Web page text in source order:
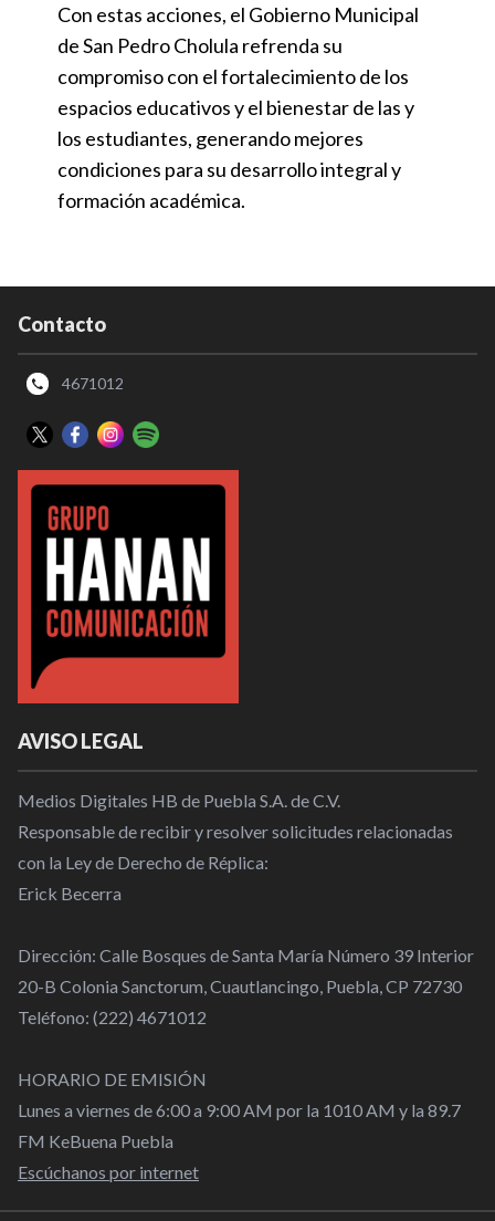
Con estas acciones, el Gobierno Municipal
de San Pedro Cholula refrenda su
compromiso con el fortalecimiento de los
espacios educativos y el bienestar de las y
los estudiantes, generando mejores
condiciones para su desarrollo integral y
formación académica.
Contacto
4671012
AVISO LEGAL
Medios Digitales HB de Puebla S.A. de C.V.
Responsable de recibir y resolver solicitudes relacionadas
con la Ley de Derecho de Réplica:
Erick Becerra
Dirección: Calle Bosques de Santa María Número 39 Interior
20-B Colonia Sanctorum, Cuautlancingo, Puebla, CP 72730
Teléfono: (222) 4671012
HORARIO DE EMISIÓN
Lunes a viernes de 6:00 a 9:00 AM por la 1010 AM y la 89.7
FM KeBuena Puebla
Escúchanos por internet